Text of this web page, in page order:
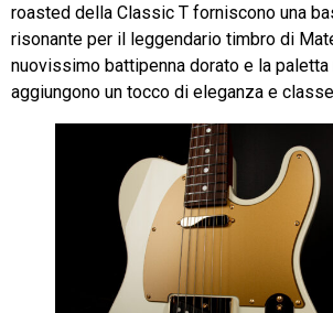
roasted della Classic T forniscono una
risonante per il leggendario timbro di
nuovissimo battipenna dorato e la
aggiungono un tocco di eleganza e